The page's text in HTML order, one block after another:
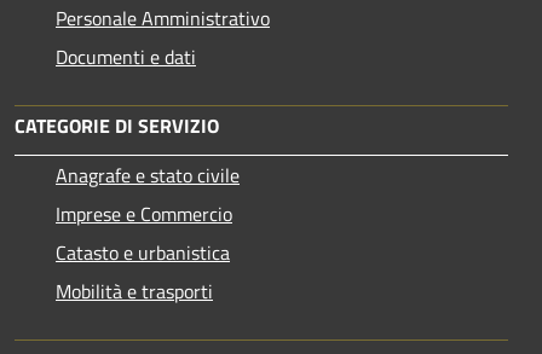
Personale Amministrativo
Documenti e dati
CATEGORIE DI SERVIZIO
Anagrafe e stato civile
Imprese e Commercio
Catasto e urbanistica
Mobilità e trasporti